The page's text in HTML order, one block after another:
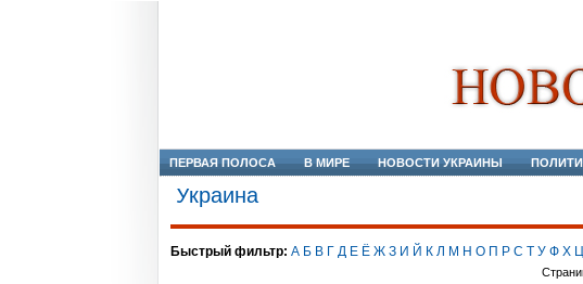
ПЕРВАЯ ПОЛОСА В МИРЕ НОВОСТИ УКРАИНЫ
Украина
Быстрый фильтр: А Б В Г Д Е Ё Ж З И Й К Л М Н О П Р С Т У Ф Х Ц